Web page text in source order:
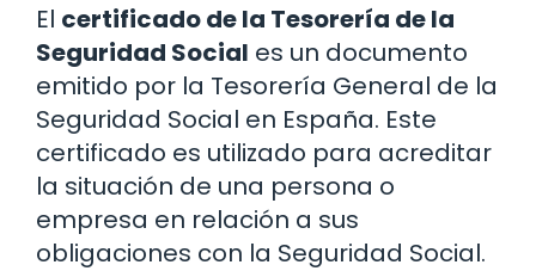
El certificado de la Tesorería de la
Seguridad Social es un documento
emitido por la Tesorería General de la
Seguridad Social en España. Este
certificado es utilizado para acreditar
la situación de una persona o
empresa en relación a sus
obligaciones con la Seguridad Social.